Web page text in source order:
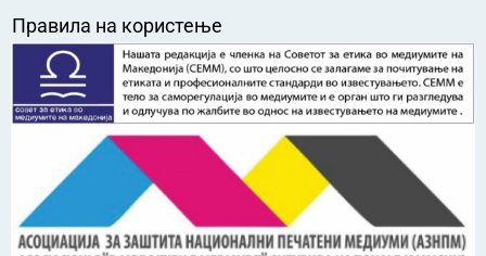
Правила на користење